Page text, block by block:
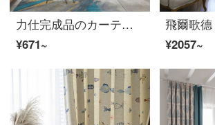
力仕完成品のカーテンは北欧風に遮光しています。厚い綿麻の居間寝室をカスタマイズして、現代のベランダの断熱カーテンを設計します。
¥671~
¥2057~